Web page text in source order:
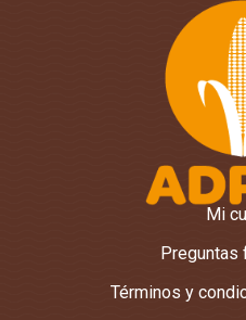
Mi
Preguntas
Términos y